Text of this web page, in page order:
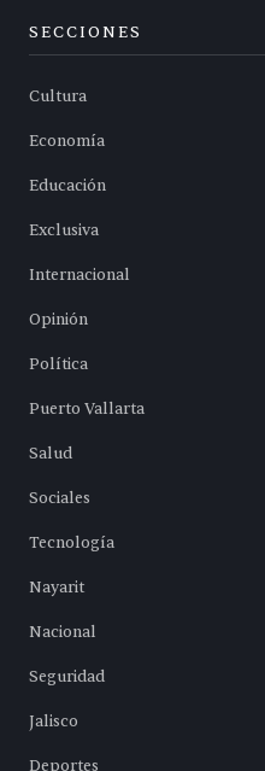
SECCIONES
Cultura
Economía
Educación
Exclusiva
Internacional
Opinión
Política
Puerto Vallarta
Salud
Sociales
Tecnología
Nayarit
Nacional
Seguridad
Jalisco
Deportes